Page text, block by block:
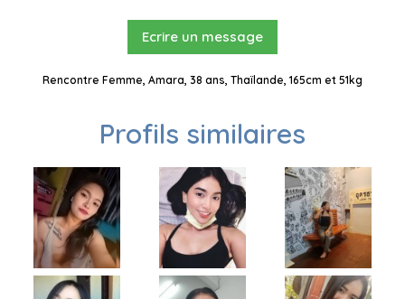
Ecrire un message
Rencontre Femme, Amara, 38 ans, Thaïlande, 165cm et 51kg
Profils similaires